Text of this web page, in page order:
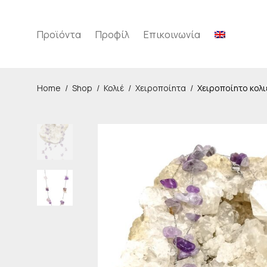
Προϊόντα Προφίλ Επικοινωνία
Home / Shop / Κολιέ / Χειροποίητα / Χειροποίητο